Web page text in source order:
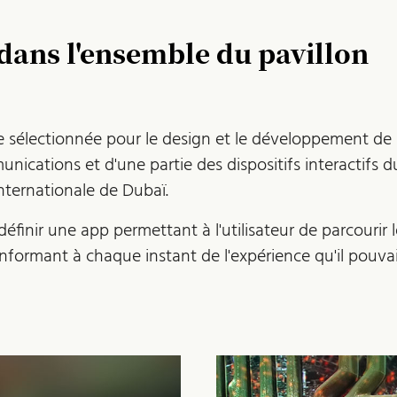
l'ensemble du pavillon
sélectionnée pour le design et le développement de
et d'une partie des dispositifs interactifs
de Dubaï.
une app permettant à l'utilisateur de parcourir
à chaque instant de l'expérience qu'il